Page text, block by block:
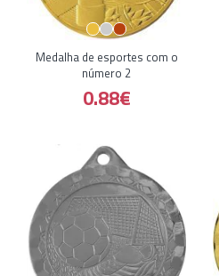
Medalha de esportes com o
número 2
0.88€